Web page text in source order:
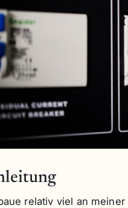
relativ viel an